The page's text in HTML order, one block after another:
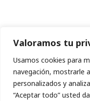
Valoramos tu
Usamos cookies para
navegación, mostrarle
personalizados y
“Aceptar todo” usted